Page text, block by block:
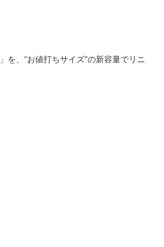
」を、“お値打ちサイズ”の新容量でリニ